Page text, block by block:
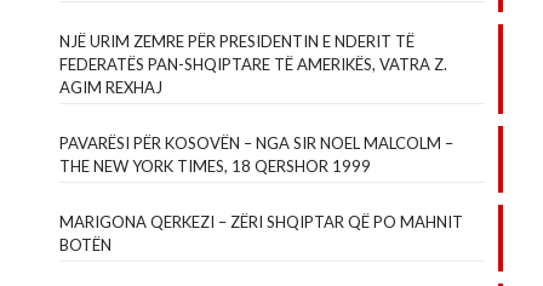
NJË URIM ZEMRE PËR PRESIDENTIN E NDERIT TË
FEDERATËS PAN-SHQIPTARE TË AMERIKËS, VATRA Z.
AGIM REXHAJ
PAVARËSI PËR KOSOVËN – NGA SIR NOEL MALCOLM –
THE NEW YORK TIMES, 18 QERSHOR 1999
MARIGONA QERKEZI – ZËRI SHQIPTAR QË PO MAHNIT
BOTËN